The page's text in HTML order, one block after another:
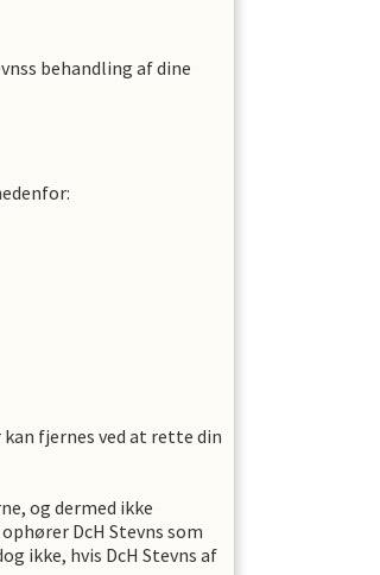
s behandling af dine
kan fjernes ved at rette din
og dermed ikke
DcH Stevns som
ikke, hvis DcH Stevns af